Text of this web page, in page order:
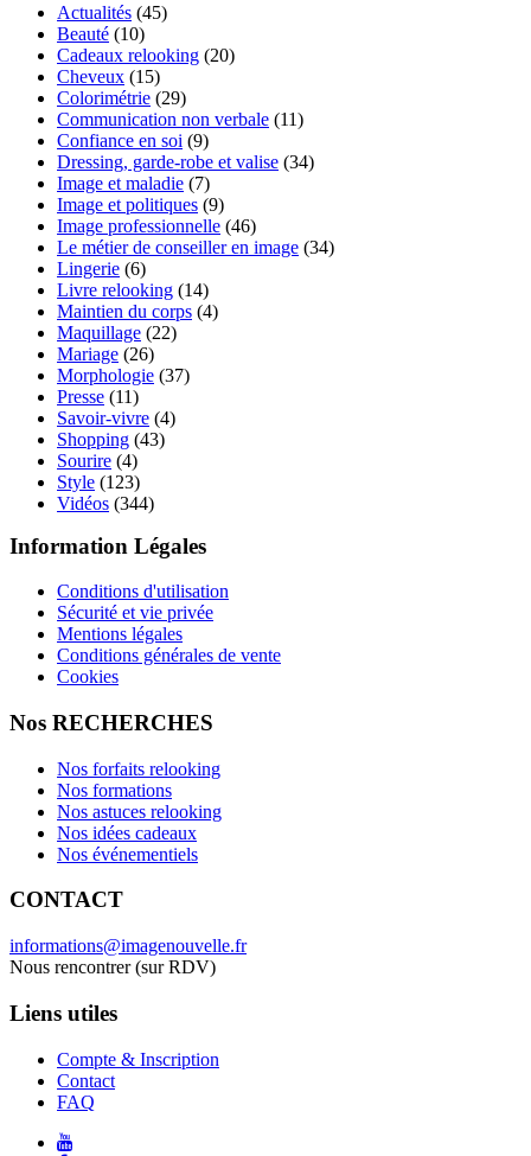
Actualités (45)
Beauté (10)
Cadeaux relooking (20)
Cheveux (15)
Colorimétrie (29)
Communication non verbale (11)
Confiance en soi (9)
Dressing, garde-robe et valise (34)
Image et maladie (7)
Image et politiques (9)
Image professionnelle (46)
Le métier de conseiller en image (34)
Lingerie (6)
Livre relooking (14)
Maintien du corps (4)
Maquillage (22)
Mariage (26)
Morphologie (37)
Presse (11)
Savoir-vivre (4)
Shopping (43)
Sourire (4)
Style (123)
Vidéos (344)
Information Légales
Conditions d'utilisation
Sécurité et vie privée
Mentions légales
Conditions générales de vente
Cookies
Nos RECHERCHES
Nos forfaits relooking
Nos formations
Nos astuces relooking
Nos idées cadeaux
Nos événementiels
CONTACT
informations@imagenouvelle.fr
Nous rencontrer (sur RDV)
Liens utiles
Compte & Inscription
Contact
FAQ